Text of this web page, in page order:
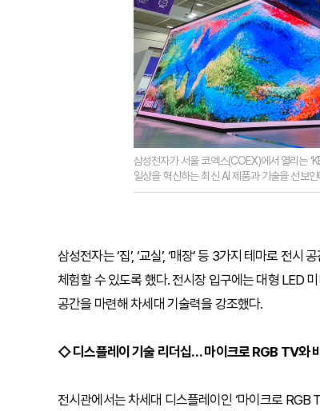
삼성전자가 서울 코엑스(COEX)에서 열리는
일상을 혁신하는 최신 AI 제품과 기술을 선보
삼성전자는 ‘집’, ‘교실’, ‘매장’ 등 3가지 테마로 전
체험할 수 있도록 했다. 전시장 입구에는 대형 LED
공간을 마련해 차세대 기술력을 강조했다.
◇ 디스플레이 기술 리더십… 마이크로 RGB TV와
전시관에서는 차세대 디스플레이인 ‘마이크로 RGB